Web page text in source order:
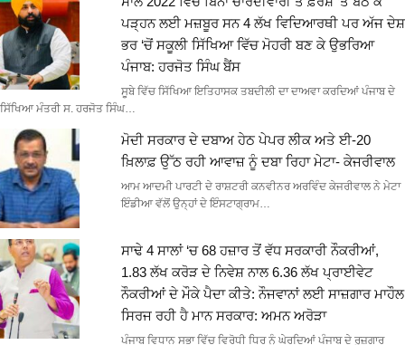
ਪੜ੍ਹਨ ਲਈ ਮਜ਼ਬੂਰ ਸਨ 4 ਲੱਖ ਵਿਦਿਆਰਥੀ ਪਰ ਅੱਜ ਦੇਸ਼
ਭਰ ‘ਚੋਂ ਸਕੂਲੀ ਸਿੱਖਿਆ ਵਿੱਚ ਮੋਹਰੀ ਬਣ ਕੇ ਉਭਰਿਆ
ਪੰਜਾਬ: ਹਰਜੋਤ ਸਿੰਘ ਬੈਂਸ
ਸੂਬੇ ਵਿੱਚ ਸਿੱਖਿਆ ਇਤਿਹਾਸਕ ਤਬਦੀਲੀ ਦਾ ਦਾਅਵਾ ਕਰਦਿਆਂ ਪੰਜਾਬ ਦੇ
ਸਿੱਖਿਆ ਮੰਤਰੀ ਸ. ਹਰਜੋਤ ਸਿੰਘ…
ਮੋਦੀ ਸਰਕਾਰ ਦੇ ਦਬਾਅ ਹੇਠ ਪੇਪਰ ਲੀਕ ਅਤੇ ਈ-20
ਖ਼ਿਲਾਫ਼ ਉੱਠ ਰਹੀ ਆਵਾਜ਼ ਨੂੰ ਦਬਾ ਰਿਹਾ ਮੇਟਾ- ਕੇਜਰੀਵਾਲ
ਆਮ ਆਦਮੀ ਪਾਰਟੀ ਦੇ ਰਾਸ਼ਟਰੀ ਕਨਵੀਨਰ ਅਰਵਿੰਦ ਕੇਜਰੀਵਾਲ ਨੇ ਮੇਟਾ
ਇੰਡੀਆ ਵੱਲੋਂ ਉਨ੍ਹਾਂ ਦੇ ਇੰਸਟਾਗ੍ਰਾਮ…
ਸਾਢੇ 4 ਸਾਲਾਂ ‘ਚ 68 ਹਜ਼ਾਰ ਤੋਂ ਵੱਧ ਸਰਕਾਰੀ ਨੌਕਰੀਆਂ,
1.83 ਲੱਖ ਕਰੋੜ ਦੇ ਨਿਵੇਸ਼ ਨਾਲ 6.36 ਲੱਖ ਪ੍ਰਾਈਵੇਟ
ਨੌਕਰੀਆਂ ਦੇ ਮੌਕੇ ਪੈਦਾ ਕੀਤੇ: ਨੌਜਵਾਨਾਂ ਲਈ ਸਾਜ਼ਗਾਰ ਮਾਹੌਲ
ਸਿਰਜ ਰਹੀ ਹੈ ਮਾਨ ਸਰਕਾਰ: ਅਮਨ ਅਰੋੜਾ
ਪੰਜਾਬ ਵਿਧਾਨ ਸਭਾ ਵਿੱਚ ਵਿਰੋਧੀ ਧਿਰ ਨੂੰ ਘੇਰਦਿਆਂ ਪੰਜਾਬ ਦੇ ਰੁਜ਼ਗਾਰ